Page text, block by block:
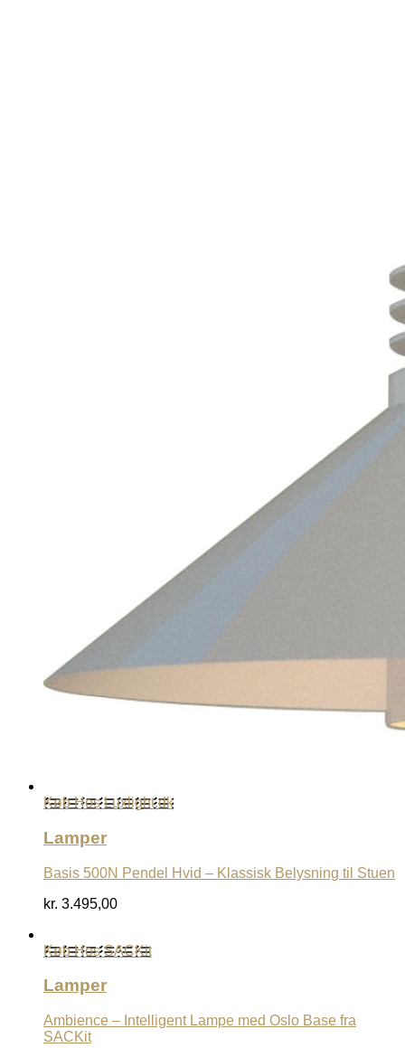
Køb Hos Luxlight.dk
Lamper
Basis 500N Pendel Hvid – Klassisk Belysning til Stuen
kr. 3.495,00
Køb Hos SACKit
Lamper
Ambience – Intelligent Lampe med Oslo Base fra
SACKit